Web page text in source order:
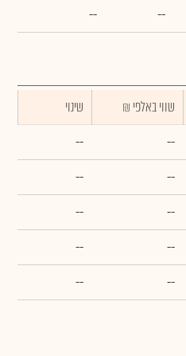
--
--
₪ שווי באלפי
שינוי
--
--
--
--
--
--
--
--
--
--